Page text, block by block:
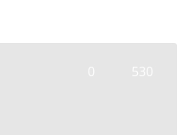
0 530